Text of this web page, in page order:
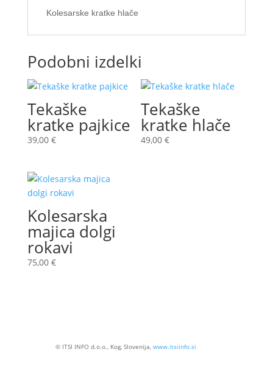
Kolesarske kratke hlače
Podobni izdelki
Tekaške
kratke pajkice
39,00 €
Tekaške
kratke hlače
49,00€
Kolesarska
majica dolgi
rokavi
75,00 €
© ITSI INFO d.o.o., Kog, Slovenija, www.itsiinfo.si